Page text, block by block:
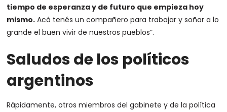
tiempo de esperanza y de futuro que empieza hoy
mismo. Acá tenés un compañero para trabajar y soñar a lo
grande el buen vivir de nuestros pueblos”.
Saludos de los políticos
argentinos
Rápidamente, otros miembros del gabinete y de la política